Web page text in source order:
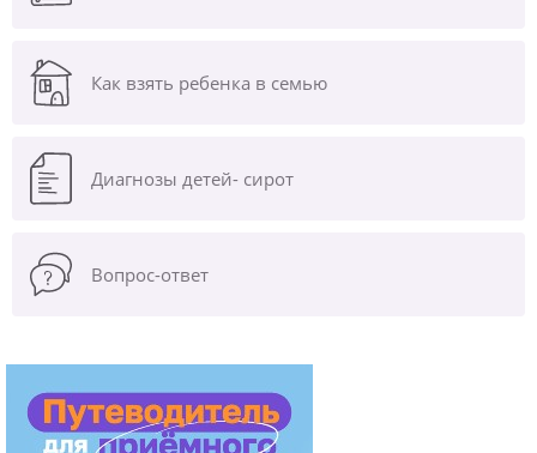
Как взять ребенка в семью
Диагнозы детей- сирот
Вопрос-ответ